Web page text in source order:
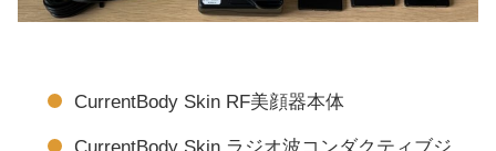
CurrentBody Skin RF美顔器本体